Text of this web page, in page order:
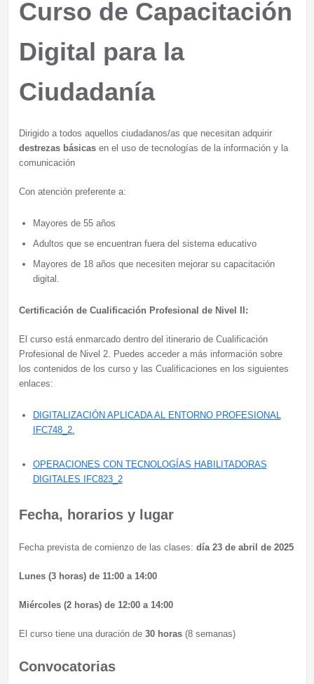
Curso de Capacitación
Digital para la
Ciudadanía
Dirigido a todos aquellos ciudadanos/as que necesitan adquirir
destrezas básicasen el uso de tecnologías de la información y la
comunicación
Con atención preferente a:
Mayores de 55 años
Adultos que se encuentran fuera del sistema educativo
Mayores de 18 años que necesiten mejorar su capacitación
digital.
Certificación de Cualificación Profesional de Nivel II:
El curso está enmarcado dentro del itinerario de Cualificación
Profesional de Nivel 2. Puedes acceder a más información sobre
los contenidos de los curso y las Cualificaciones en los siguientes
enlaces:
DIGITALIZACIÓN APLICADA AL ENTORNO PROFESIONAL
IFC748_2.
OPERACIONES CON TECNOLOGÍAS HABILITADORAS
DIGITALES IFC823_2
Fecha, horarios y lugar
Fecha prevista de comienzo de las clases: día 23 de abril de 2025
Lunes (3 horas) de 11:00 a 14:00
Miércoles (2 horas) de 12:00 a 14:00
El curso tiene una duración de 30 horas(8 semanas)
Convocatorias